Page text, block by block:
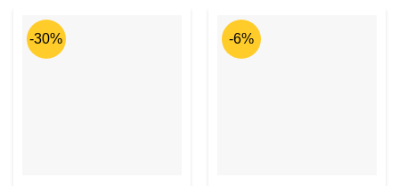
-30% -6%